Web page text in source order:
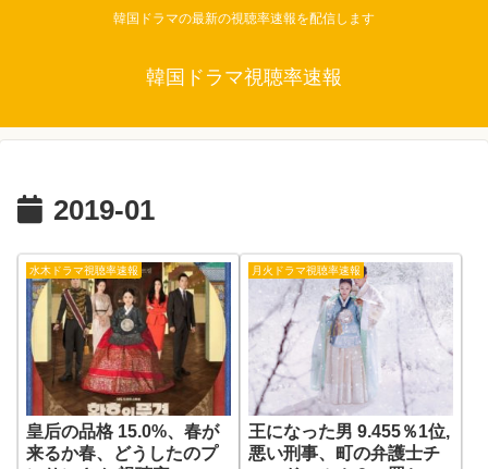
韓国ドラマの最新の視聴率速報を配信します
韓国ドラマ視聴率速報
2019-01
水木ドラマ視聴率速報
皇后の品格 15.0%、春が
来るか春、どうしたのプ
月火ドラマ視聴率速報
王になった男 9.455％1位,
悪い刑事、町の弁護士チ